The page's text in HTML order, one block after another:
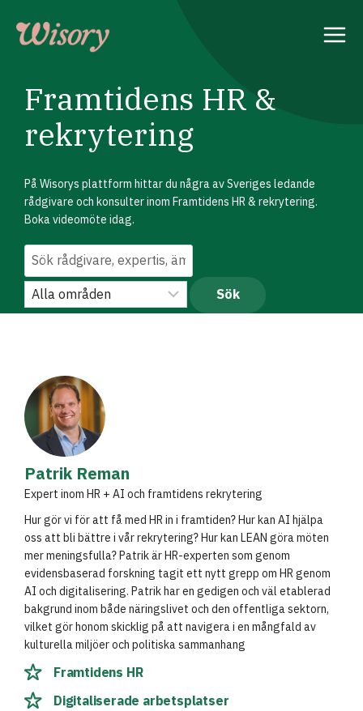
content
Framtidens HR &
rekrytering
På Wisorys plattform hittar du några av Sveriges ledande
rådgivare och konsulter inom Framtidens HR & rekrytering.
Boka videomöte idag.
Patrik Reman
Expert inom HR + AI och framtidens rekrytering
Hur gör vi för att få med HR in i framtiden? Hur kan AI hjälpa
oss att bli bättre i vår rekrytering? Hur kan LEAN göra möten
mer meningsfulla? Patrik är HR-experten som genom
evidensbaserad forskning tagit ett nytt grepp om HR genom
AI och digitalisering. Patrik har en gedigen och väl etablerad
bakgrund inom både näringslivet och den offentliga sektorn,
vilket gör honom skicklig på att navigera i en mångfald av
kulturella miljöer och politiska sammanhang
Framtidens HR
Digitaliserade arbetsplatser